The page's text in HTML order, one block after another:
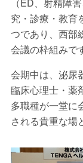
究・診療・教育
つであり、西部
会議の枠組みで
会期中は、泌尿
臨床心理士・薬
多職種が一堂に
される貴重な場